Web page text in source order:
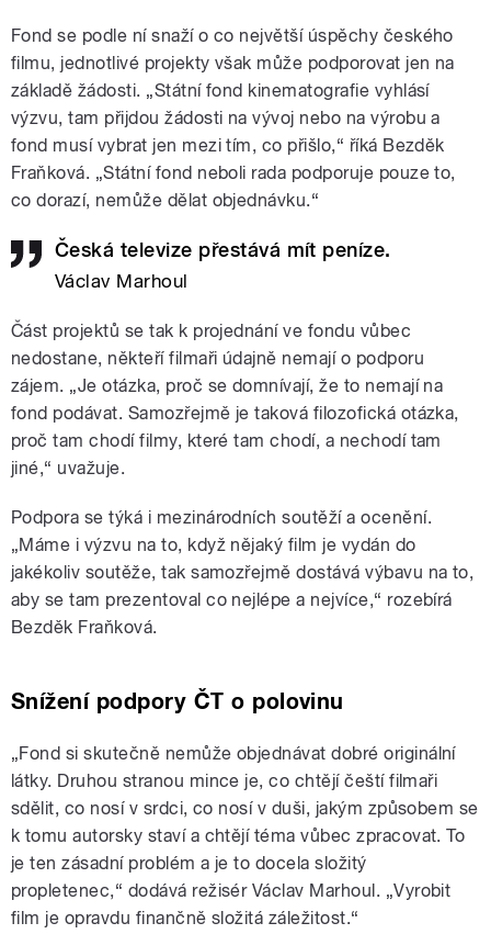
Fond se podle ní snaží o co největší úspěchy českého
filmu, jednotlivé projekty však může podporovat jen na
základě žádosti. „Státní fond kinematografie vyhlásí
výzvu, tam přijdou žádosti na vývoj nebo na výrobu a
fond musí vybrat jen mezi tím, co přišlo,“ říká Bezděk
Fraňková. „Státní fond neboli rada podporuje pouze to,
co dorazí, nemůže dělat objednávku.“
Česká televize přestává mít peníze.
Václav Marhoul
Část projektů se tak k projednání ve fondu vůbec
nedostane, někteří filmaři údajně nemají o podporu
zájem. „Je otázka, proč se domnívají, že to nemají na
fond podávat. Samozřejmě je taková filozofická otázka,
proč tam chodí filmy, které tam chodí, a nechodí tam
jiné,“ uvažuje.
Podpora se týká i mezinárodních soutěží a ocenění.
„Máme i výzvu na to, když nějaký film je vydán do
jakékoliv soutěže, tak samozřejmě dostává výbavu na to,
aby se tam prezentoval co nejlépe a nejvíce,“ rozebírá
Bezděk Fraňková.
Snížení podpory ČT o polovinu
„Fond si skutečně nemůže objednávat dobré originální
látky. Druhou stranou mince je, co chtějí čeští filmaři
sdělit, co nosí v srdci, co nosí v duši, jakým způsobem se
k tomu autorsky staví a chtějí téma vůbec zpracovat. To
je ten zásadní problém a je to docela složitý
propletenec,“ dodává režisér Václav Marhoul. „Vyrobit
film je opravdu finančně složitá záležitost.“